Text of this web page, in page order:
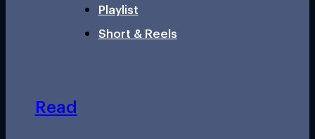
Playlist
Short & Reels
Read